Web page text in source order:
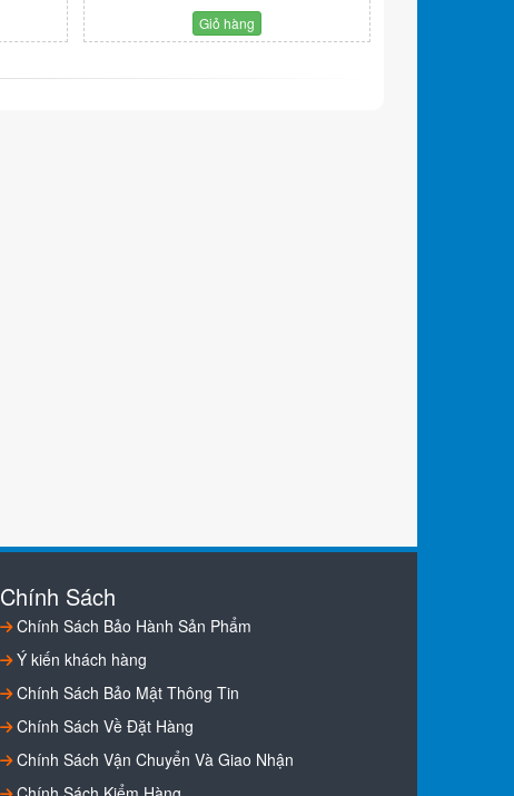
Giỏ hàng
Chính Sách
Chính Sách Bảo Hành Sản Phẩm
Ý kiến khách hàng
Chính Sách Bảo Mật Thông Tin
Chính Sách Về Đặt Hàng
Chính Sách Vận Chuyển Và Giao Nhận